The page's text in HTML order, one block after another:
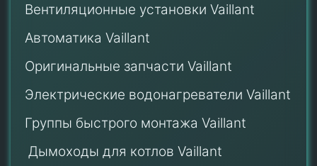
Вентиляционные установки Vaillant
Автоматика Vaillant
Оригинальные запчасти Vaillant
Электрические водонагреватели Vaillant
Группы быстрого монтажа Vaillant
Дымоходы для котлов Vaillant